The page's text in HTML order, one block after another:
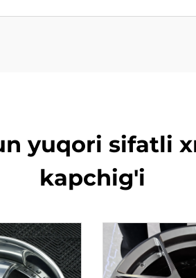
yuqori sifatli
kapchig'i